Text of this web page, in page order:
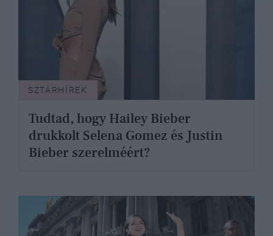
SZTÁRHÍREK
Tudtad, hogy Hailey Bieber
drukkolt Selena Gomez és Justin
Bieber szerelméért?